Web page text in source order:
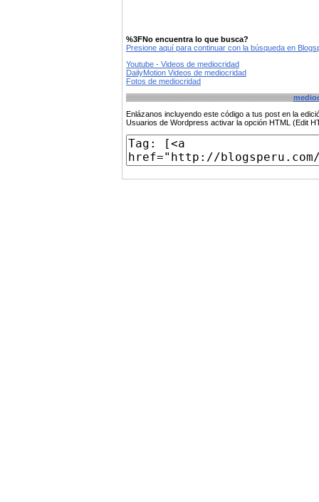
%3FNo encuentra lo que busca?
Presione aquí para continuar con la búsqueda en
Youtube - Videos de mediocridad
DailyMotion Videos de mediocridad
Fotos de mediocridad
Enlázanos incluyendo este código a tus post en la
Usuarios de Wordpress activar la opción HTML (Edit